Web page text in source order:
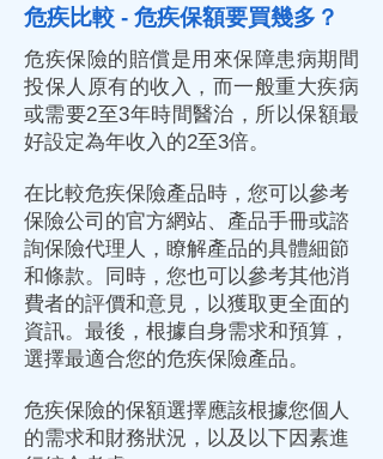
危疾比較 - 危疾保額要買幾多？
危疾保險的賠償是用來保障患病期間
投保人原有的收入，而一般重大疾病
或需要2至3年時間醫治，所以保額最
好設定為年收入的2至3倍。
在比較危疾保險產品時，您可以參考
保險公司的官方網站、產品手冊或諮
詢保險代理人，瞭解產品的具體細節
和條款。同時，您也可以參考其他消
費者的評價和意見，以獲取更全面的
資訊。最後，根據自身需求和預算，
選擇最適合您的危疾保險產品。
危疾保險的保額選擇應該根據您個人
的需求和財務狀況，以及以下因素進